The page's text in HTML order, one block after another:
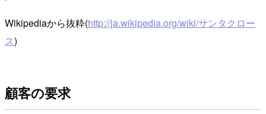
Wikipediaから抜粋(http://ja.wikipedia.org/wiki/サンタクロー
ス)
顧客の要求